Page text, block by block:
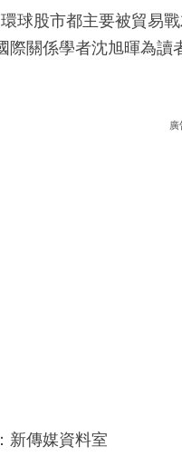
球股市都主要被貿易
際關係學者沈旭暉為
廣
新傳媒資料室